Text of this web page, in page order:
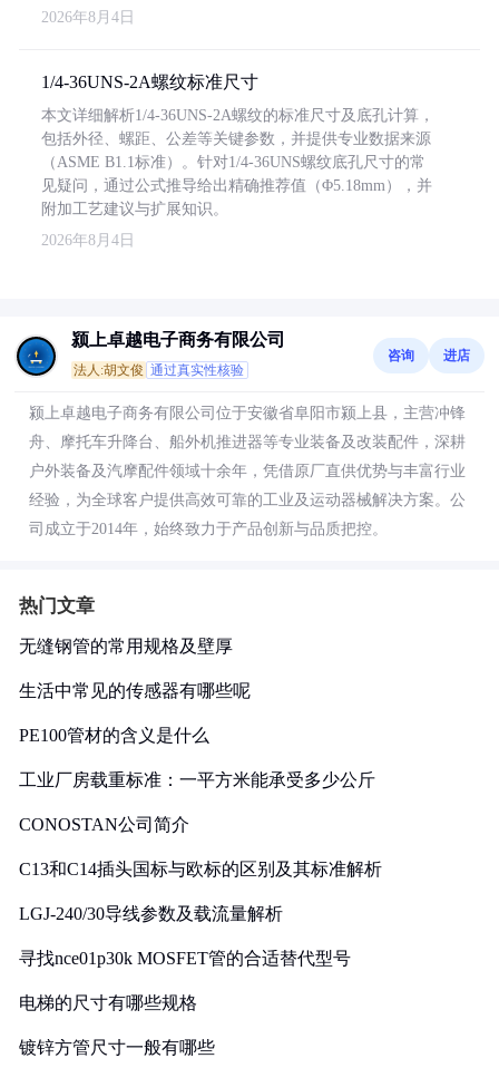
2026年8月4日
1/4-36UNS-2A螺纹标准尺寸
本文详细解析1/4-36UNS-2A螺纹的标准尺寸及底孔计算，
包括外径、螺距、公差等关键参数，并提供专业数据来源
（ASME B1.1标准）。针对1/4-36UNS螺纹底孔尺寸的常
见疑问，通过公式推导给出精确推荐值（Φ5.18mm），并
附加工艺建议与扩展知识。
2026年8月4日
颍上卓越电子商务有限公司
法人:胡文俊 通过真实性核验
咨询 进店
颍上卓越电子商务有限公司位于安徽省阜阳市颍上县，主营冲锋
舟、摩托车升降台、船外机推进器等专业装备及改装配件，深耕
户外装备及汽摩配件领域十余年，凭借原厂直供优势与丰富行业
经验，为全球客户提供高效可靠的工业及运动器械解决方案。公
司成立于2014年，始终致力于产品创新与品质把控。
热门文章
无缝钢管的常用规格及壁厚
生活中常见的传感器有哪些呢
PE100管材的含义是什么
工业厂房载重标准：一平方米能承受多少公斤
CONOSTAN公司简介
C13和C14插头国标与欧标的区别及其标准解析
LGJ-240/30导线参数及载流量解析
寻找nce01p30k MOSFET管的合适替代型号
电梯的尺寸有哪些规格
镀锌方管尺寸一般有哪些